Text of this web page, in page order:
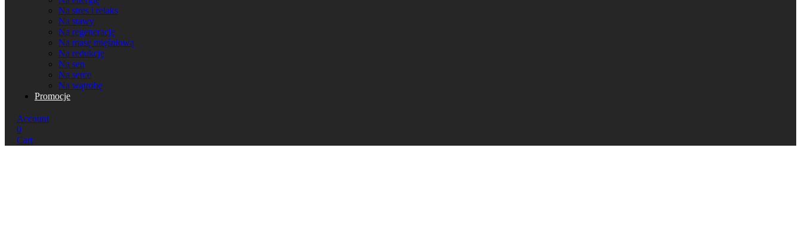
Na stres i relaks
Na stawy
Na regenerację
Na masę mięśniową
Na redukcję
Na sen
Na serce
Na wątrobę
Promocje
Account
0
Cart